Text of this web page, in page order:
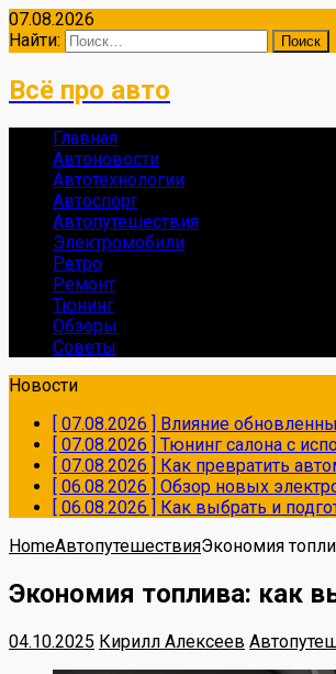
07.08.2026
Найти:
Всё про авто
Главная
Автоновости
Автотехнологии
Автоспорт
Автопутешествия
Электромобили
Ретро
Ремонт
Тюнинг
Обзоры
Советы
Новости
[ 07.08.2026 ] Влияние
[ 07.08.2026 ] Тюнинг салона с
[ 07.08.2026 ] Как превратить
[ 06.08.2026 ] Обзор новых
[ 06.08.2026 ] Как выбрать и
HomeАвтопутешествияЭкономия
Экономия топлива: как
04.10.2025 Кирилл Алексеев